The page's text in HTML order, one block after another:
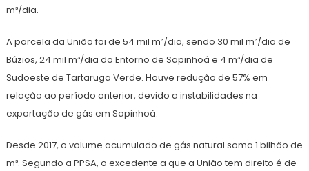
m³/dia.
A parcela da União foi de 54 mil m³/dia, sendo 30 mil m³/dia de
Búzios, 24 mil m³/dia do Entorno de Sapinhoá e 4 m³/dia de
Sudoeste de Tartaruga Verde. Houve redução de 57% em
relação ao período anterior, devido a instabilidades na
exportação de gás em Sapinhoá.
Desde 2017, o volume acumulado de gás natural soma 1 bilhão de
m³. Segundo a PPSA, o excedente a que a União tem direito é de